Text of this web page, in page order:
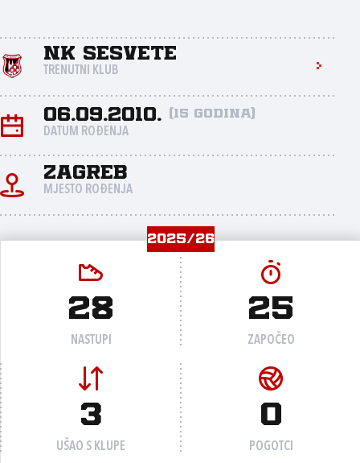
NK Sesvete
TRENUTNI KLUB
06.09.2010. (15 godina)
DATUM ROĐENJA
Zagreb
MJESTO ROĐENJA
2025/26
28
NASTUPI
25
ZAPOČEO
3
UŠAO S KLUPE
0
POGOTCI